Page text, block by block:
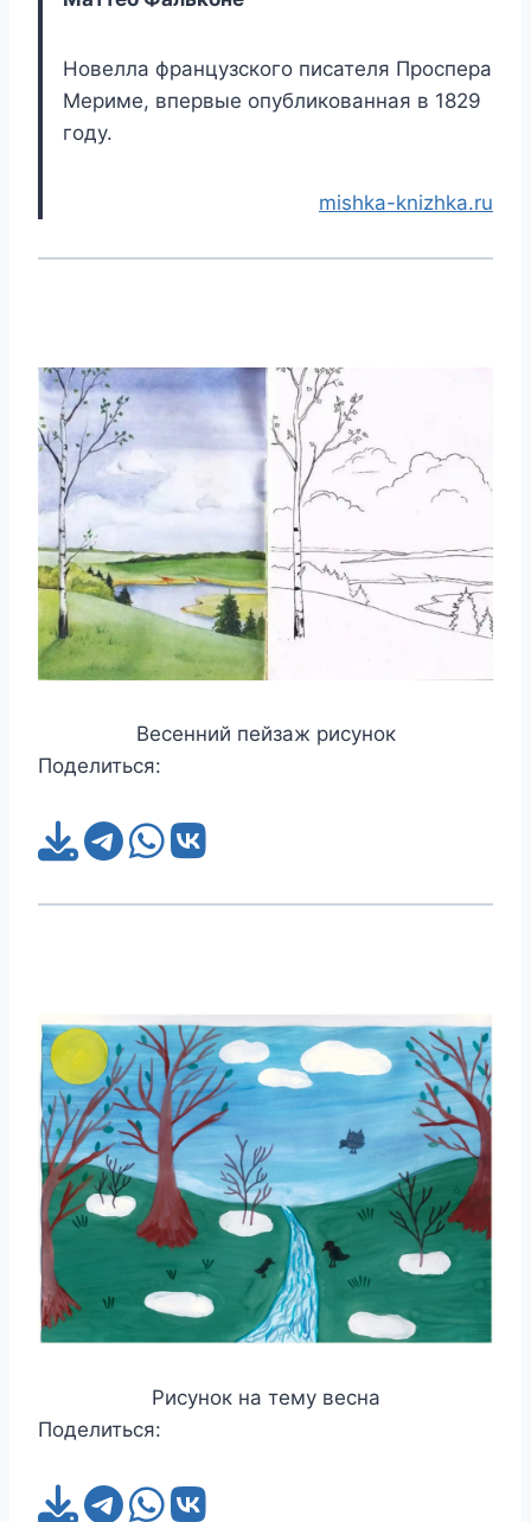
Новелла французского писателя Проспера
Мериме, впервые опубликованная в 1829
году.
mishka-knizhka.ru
Весенний пейзаж рисунок
Поделиться:
Рисунок на тему весна
Поделиться: